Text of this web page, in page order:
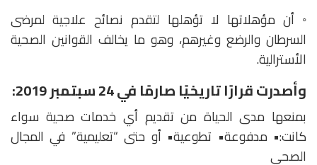
◦ أن مؤهلاتها لا تؤهلها لتقدم نصائح علاجية لمرضى
السرطان والرضع وغيرهم، وهو ما يخالف القوانين الصحية
الأسترالية.
وأصدرت قرارًا تاريخيًا صارمًا في 24 سبتمبر 2019:
بمنعها مدى الحياة من تقديم أي خدمات صحية سواء
كانت:• مدفوعة• تطوعية• أو حتى “تعليمية” في المجال
الصحي